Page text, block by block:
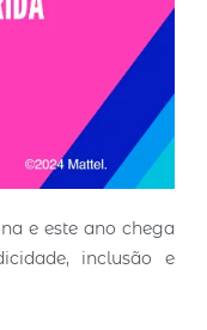
e este ano chega
inclusão e